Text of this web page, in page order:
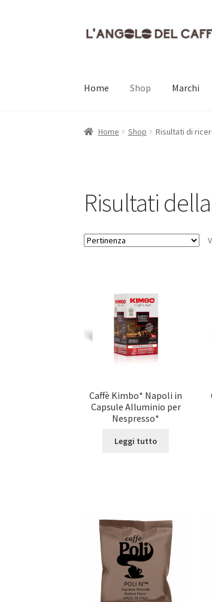
Vai
Vai
Home Shop Marchi
Home Carrello Cassa Contatti
Home Shop Risultati di
Risultati
Caffè Kimbo* Napoli in
Capsule Alluminio per
Nespresso*
Leggi tutto